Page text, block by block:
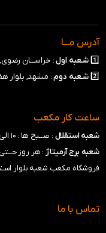
آدرس مـــا
1️⃣ شـعبه اول: خراســـان
2️⃣ شـعبه دوم: مشهد, بلوار هفت
ساعت کار مکعب
شعبه استقلال : صــبح ها : ۱۰ الی ۱۴ ظــهر |
شعبه برج آرمیتاژ : هر روز حــتی
فروشگاه مکعب شعبه بلوار
تماس با ما